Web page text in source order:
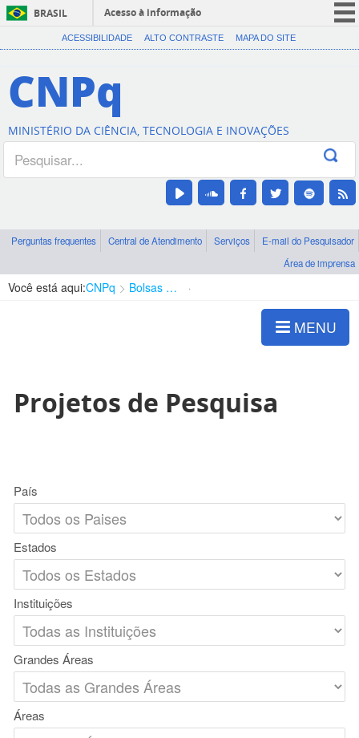
BRASIL
Acesso à informação
CORONAVÍRUS (COVID-19)
Canais
ACESSIBILIDADE ALTO CONTRASTE MAPA DO SITE
CNPq
MINISTÉRIO DA CIÊNCIA, TECNOLOGIA E INOVAÇÕES
Perguntas frequentes Central de Atendimento Serviços
E-mail do Pesquisador
Área de imprensa
Você está aqui:CNPq Bolsas e Auxílios Vigentes
MENU
Projetos de Pesquisa
País
Estados
Instituições
Grandes Áreas
Áreas